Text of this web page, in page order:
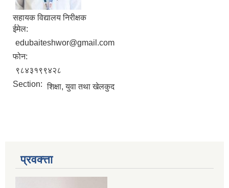
सहायक विद्यालय निरीक्षक
ईमेल:
edubaiteshwor@gmail.com
फोन:
९८४३१९९४२८
Section: शिक्षा, युवा तथा खेलकुद
प्रवक्त्ता